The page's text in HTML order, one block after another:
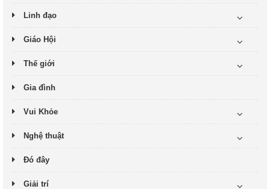
Linh đạo
Giáo Hội
Thế giới
Gia đình
Vui Khỏe
Nghệ thuật
Đó đây
Giải trí